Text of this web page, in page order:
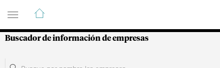
Guía de Empresas Colombianas
Buscador de información de empresas